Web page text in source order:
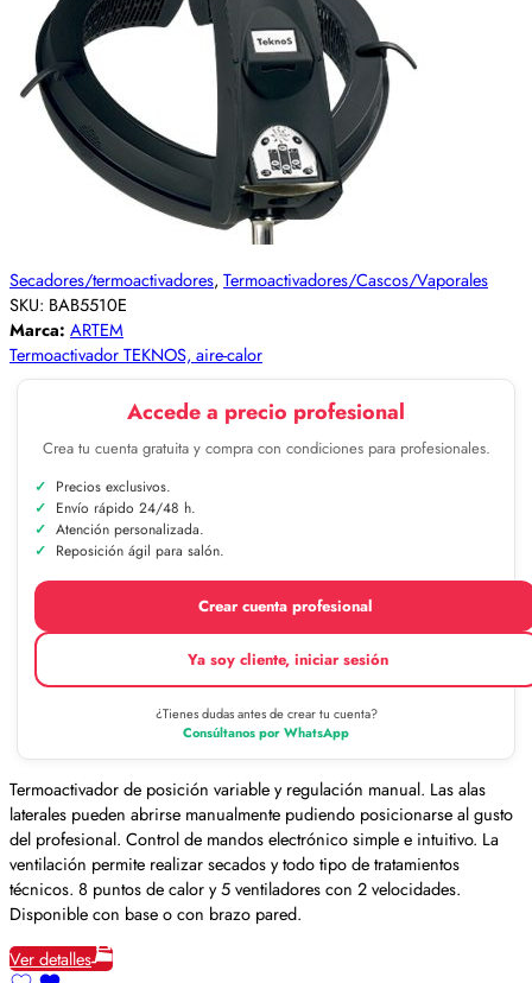
Secadores/termoactivadores, Termoactivadores/Cascos/Vaporales
SKU: BAB5510E
Marca: ARTEM
Termoactivador TEKNOS, aire-calor
Accede a precio profesional
Crea tu cuenta gratuita y compra con condiciones para profesionales.
Precios exclusivos.
Envío rápido 24/48 h.
Atención personalizada.
Reposición ágil para salón.
Crear cuenta profesional
Ya soy cliente, iniciar sesión
¿Tienes dudas antes de crear tu cuenta?
Consúltanos por WhatsApp
Termoactivador de posición variable y regulación manual. Las alas
laterales pueden abrirse manualmente pudiendo posicionarse al gusto
del profesional. Control de mandos electrónico simple e intuitivo. La
ventilación permite realizar secados y todo tipo de tratamientos
técnicos. 8 puntos de calor y 5 ventiladores con 2 velocidades.
Disponible con base o con brazo pared.
Ver detalles